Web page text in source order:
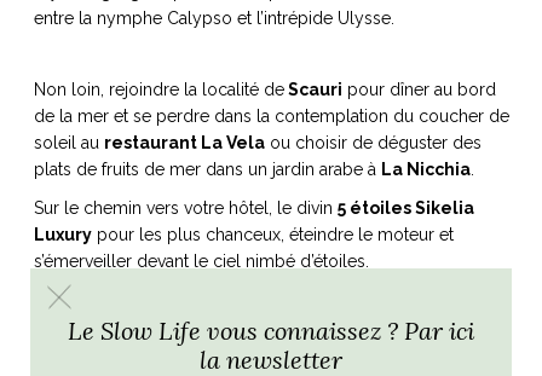
entre la nymphe Calypso et l’intrépide Ulysse.
Non loin, rejoindre la localité deScauri pour dîner au bord
de la mer et se perdre dans la contemplation du coucher de
soleil au restaurant La Velaou choisir de déguster des
plats de fruits de mer dans un jardin arabe à La Nicchia.
Sur le chemin vers votre hôtel, le divin 5 étoiles Sikelia
Luxurypour les plus chanceux, éteindre le moteur et
s’émerveiller devant le ciel nimbé d’étoiles.
(Autre option d’hôtel : Kammamia Dammusi, une structure
traditionnelle de l’île avec un intérieur épuré et fonctionnel
pouvant accueillir jusqu’à 5 personnes).
Le Slow Life vous connaissez ? Par ici
la newsletter